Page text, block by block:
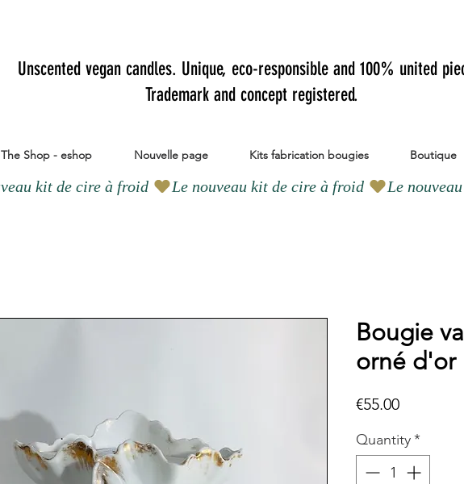
Unscented vegan candles. Unique, eco-responsible and 100% united
Trademark and concept registered.
The Shop - eshop Nouvelle page Kits fabrication bougies Boutique
Bougie
orné d'or
€55.00Price
Quantity*